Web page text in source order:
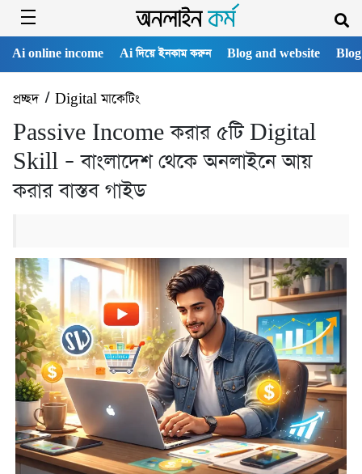
Ai online income Ai দিয়ে ইনকাম করুন Blog and website
প্রচ্ছদ/ Digital মাকেটিং
Passive Income করার ৫টি Digital
Skill – বাংলাদেশ থেকে অনলাইনে আয়
করার বাস্তব গাইড